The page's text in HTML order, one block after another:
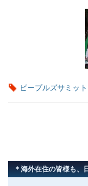
ピープルズサミット
＊海外在住の皆様も、